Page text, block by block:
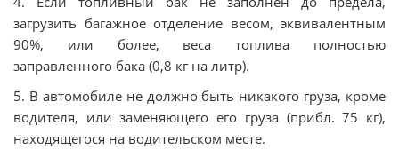
загрузить багажное отделение весом, эквивалентным
90%, или более, веса топлива полностью
заправленного бака (0,8 кг на литр).
5. В автомобиле не должно быть никакого груза, кроме
водителя, или заменяющего его груза (прибл. 75 кг),
находящегося на водительском месте.